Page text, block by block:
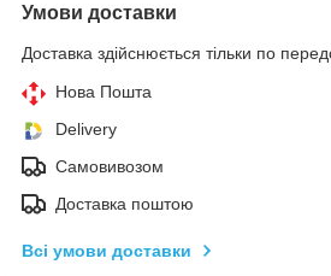
Умови доставки
Доставка здійснюється тільки по
Нова Пошта
Delivery
Самовивозом
Доставка поштою
Всі умови доставки